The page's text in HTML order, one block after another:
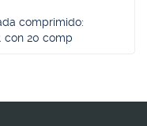
comprimido:
con 20 comp